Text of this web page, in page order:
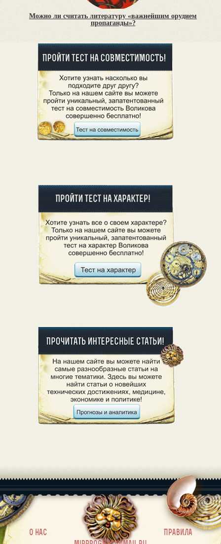
Можно ли считать литературу «важнейшим орудием
пропаганды»?
О нас |
Правила